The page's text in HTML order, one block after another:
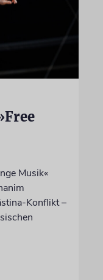
Musik«
Konflikt –